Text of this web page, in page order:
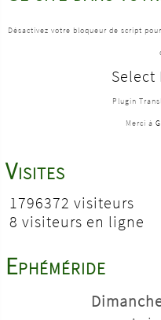
Désactivez votre bloqueur de script
Select
Plugin
Merci à
Visites
1796372 visiteurs
8 visiteurs en ligne
Ephéméride